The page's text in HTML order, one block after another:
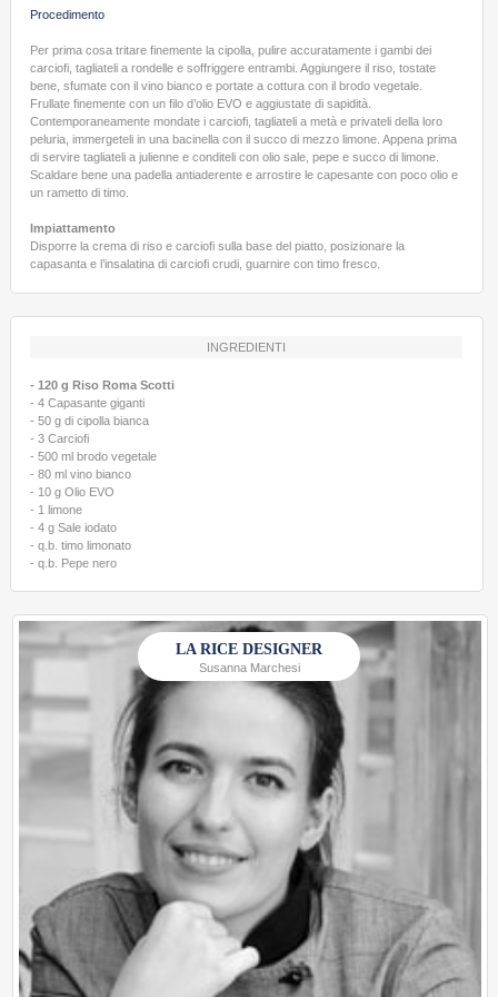
Procedimento
Per prima cosa tritare finemente la cipolla, pulire accuratamente i gambi dei
carciofi, tagliateli a rondelle e soffriggere entrambi. Aggiungere il riso, tostate
bene, sfumate con il vino bianco e portate a cottura con il brodo vegetale.
Frullate finemente con un filo d’olio EVO e aggiustate di sapidità.
Contemporaneamente mondate i carciofi, tagliateli a metà e privateli della loro
peluria, immergeteli in una bacinella con il succo di mezzo limone. Appena prima
di servire tagliateli a julienne e conditeli con olio sale, pepe e succo di limone.
Scaldare bene una padella antiaderente e arrostire le capesante con poco olio e
un rametto di timo.
Impiattamento
Disporre la crema di riso e carciofi sulla base del piatto, posizionare la
capasanta e l’insalatina di carciofi crudi, guarnire con timo fresco.
INGREDIENTI
- 120 g Riso Roma Scotti
- 4 Capasante giganti
- 50 g di cipolla bianca
- 3 Carciofi
- 500 ml brodo vegetale
- 80 ml vino bianco
- 10 g Olio EVO
- 1 limone
- 4 g Sale iodato
- q.b. timo limonato
- q.b. Pepe nero
LA RICE DESIGNER
Susanna Marchesi